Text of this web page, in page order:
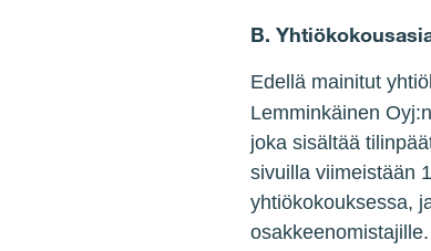
B.
Edellä mainitut
Lemminkäinen
joka sisältää
sivuilla viimeistään
yhtiökokouksessa,